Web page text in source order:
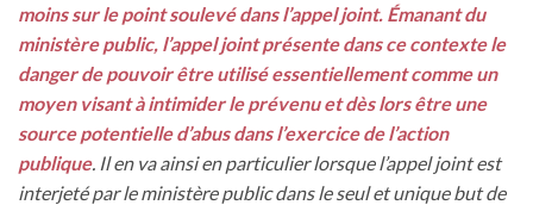
moins sur le point soulevé dans l’appel joint. Émanant du
ministère public, l’appel joint présente dans ce contexte le
danger de pouvoir être utilisé essentiellement comme un
moyen visant à intimider le prévenu et dès lors être une
source potentielle d’abus dans l’exercice de l’action
publique. Il en va ainsi en particulier lorsque l’appel joint est
interjeté par le ministère public dans le seul et unique but de